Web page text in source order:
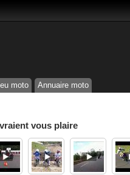
moto Annuaire moto
vous plaire